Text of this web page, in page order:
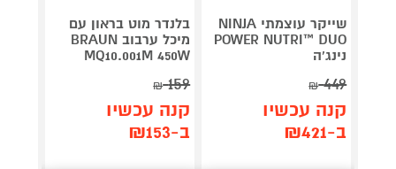
שייקר עוצמתי NINJA
POWER NUTRI™ DUO
נינג'ה
449
₪
קנה עכשיו
ב-₪421
בלנדר מוט בראון עם
מיכל ערבוב BRAUN
MQ10.001M 450W
159
₪
קנה עכשיו
ב-₪153